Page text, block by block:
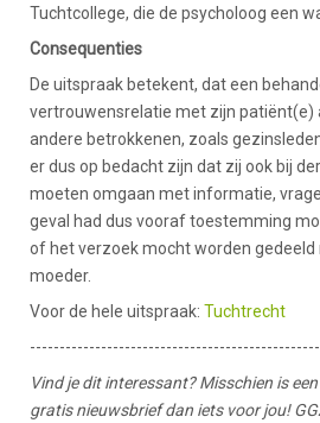
Tuchtcollege, die de psycholoog een
Consequenties
De uitspraak betekent, dat een
vertrouwensrelatie met zijn patiënt(e)
andere betrokkenen, zoals
er dus op bedacht zijn dat zij ook bij
moeten omgaan met informatie,
geval had dus vooraf toestemming
of het verzoek mocht worden
moeder.
Voor de hele uitspraak: Tuchtrecht
Vind je dit interessant? Misschien is
gratis nieuwsbrief dan iets voor jou!